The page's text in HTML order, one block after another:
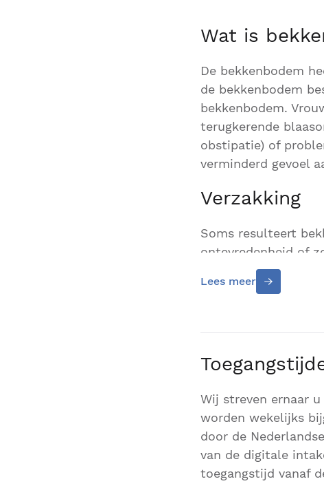
Wat is
De bekkenbodem
de bekkenbodem
bekkenbodem.
terugkerende
obstipatie) of
verminderd gevoel
Verzakking
Soms resulteert
ontevredenheid of
bekkenbodem is
een behandeling
Lees meer
Wij streven ernaar
worden wekelijks
door de
van de digitale
toegangstijd vanaf